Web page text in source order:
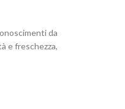
da
e freschezza,